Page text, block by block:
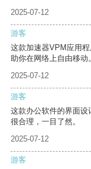
2025-07-12
游客
这款加速器VPM应用
助你在网络上自由移动。
2025-07-12
游客
这款办公软件的界面
很合理，一目了然。
2025-07-12
游客